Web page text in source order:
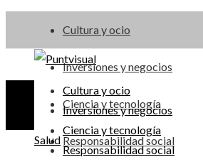
Cultura y ocio
Inversiones y negocios
Ciencia y tecnología
Responsabilidad social
Cultura y ocio
Inversiones y negocios
Ciencia y tecnología
Responsabilidad social
Salud